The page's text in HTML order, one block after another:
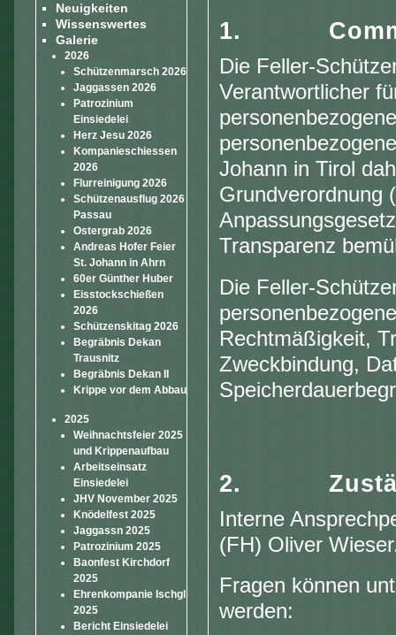
Neuigkeiten
Wissenswertes
Galerie
2026
Schützenmarsch 2026
Jaggassen 2026
Patrozinium
Einsiedelei
Herz Jesu 2026
Kompanieschiessen
2026
Flurreinigung 2026
Schützenausflug 2026
Passau
Ostergrab 2026
Andreas Hofer Feier
St. Johann in Ahrn
60er Günther Huber
Eisstockschießen
2026
Schützenskitag 2026
Begräbnis Dekan
Trausnitz
Begräbnis Dekan II
Krippe vor dem Abbau
2025
Weihnachtsfeier 2025
und Krippenaufbau
Arbeitseinsatz
Einsiedelei
JHV November 2025
Knödelfest 2025
Jaggassn 2025
Patrozinium 2025
Baonfest Kirchdorf
2025
Ehrenkompanie Ischgl
2025
Bericht Einsiedelei
1.
Die Feller-
Verantwortlicher
Johann in Tirol
Grundverordnung
Transparenz
Die Feller-
Rechtmäßigkeit,
Zweckbindung,
2.
Interne
(FH) Oliver
Fragen können
werden: